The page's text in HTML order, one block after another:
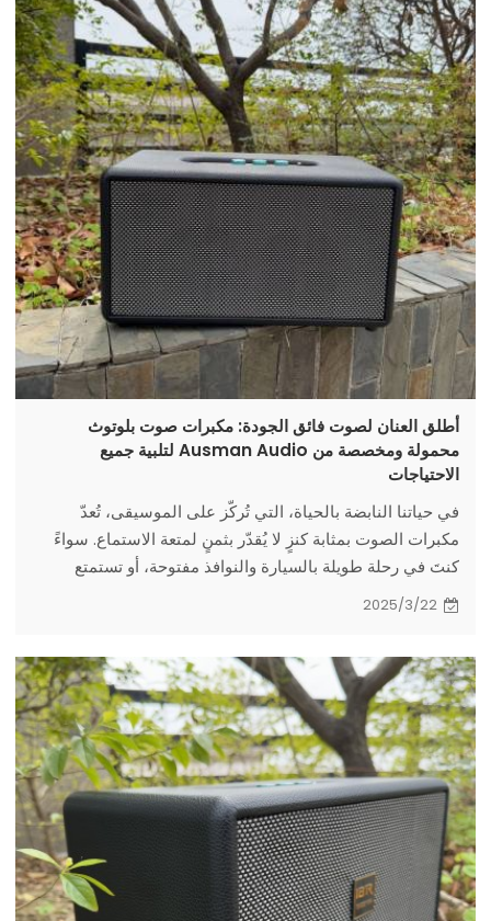
أطلق العنان لصوت فائق الجودة: مكبرات صوت بلوتوث
محمولة ومخصصة من Ausman Audio لتلبية جميع
الاحتياجات
في حياتنا النابضة بالحياة، التي تُركّز على الموسيقى، تُعدّ
مكبرات الصوت بمثابة كنزٍ لا يُقدّر بثمنٍ لمتعة الاستماع. سواءً
كنتَ في رحلة طويلة بالسيارة والنوافذ مفتوحة، أو تستمتع
ببرنامجٍ إذاعيٍّ مُثيرٍ عبر نظام صوت سيارتك، أو تسترخي بعد يومٍ
حيويًا. فهي ليست مُخصصةً فقط للحفلات الموسيقية الكبيرة أو
المسارح الفاخرة.
2025/3/22